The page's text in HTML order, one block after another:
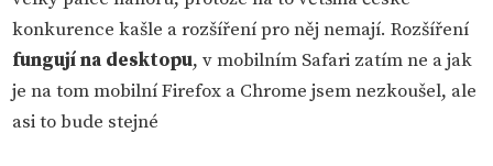
konkurence kašle a rozšíření pro něj nemají. Rozšíření
fungují na desktopu, v mobilním Safari zatím ne a jak
je na tom mobilní Firefox a Chrome jsem nezkoušel, ale
asi to bude stejné